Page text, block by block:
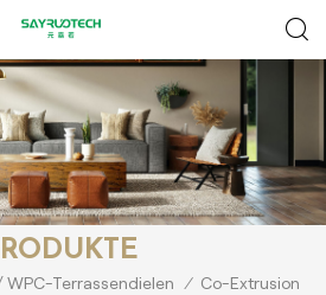
WPC-Terrassendielen / Co-Extrusion